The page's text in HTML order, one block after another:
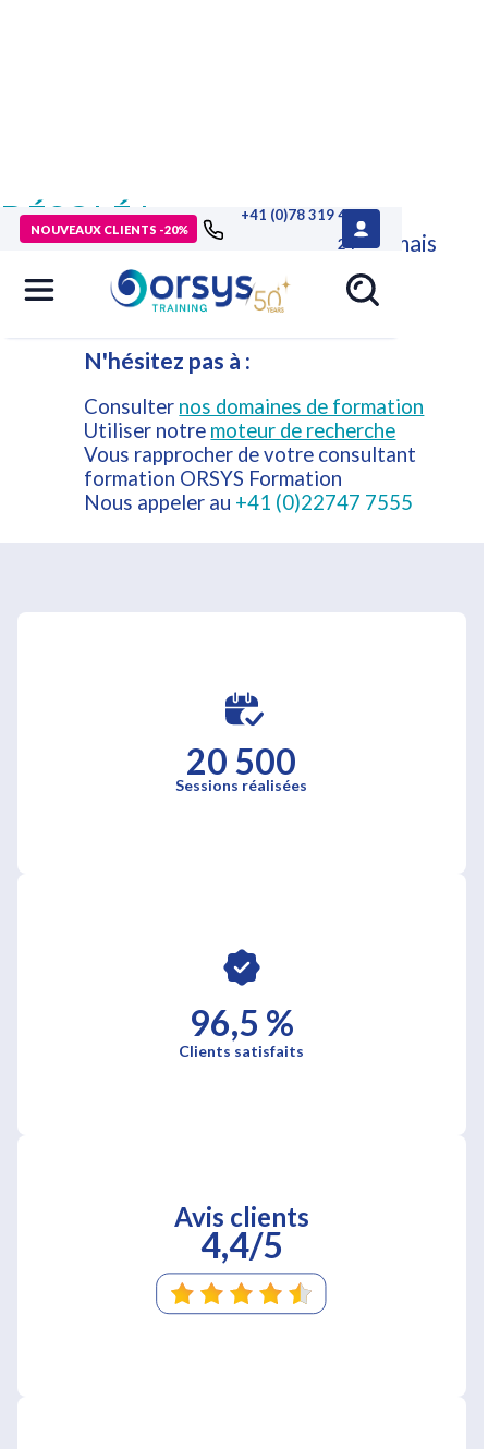
NOUVEAUX CLIENTS -20%
+41 (0)78 319 46
24
DÉSOLÉ !
Cette formation n'est plus disponible mais
d'autres formations ORSYS peuvent
répondre à vos attentes.
N'hésitez pas à :
Consulter nos domaines de formation
Utiliser notre moteur de recherche
Vous rapprocher de votre consultant
formation ORSYS Formation
Nous appeler au +41 (0)22747 7555
20 500
Sessions réalisées
96,5 %
Clients satisfaits
Avis clients
4,4/5